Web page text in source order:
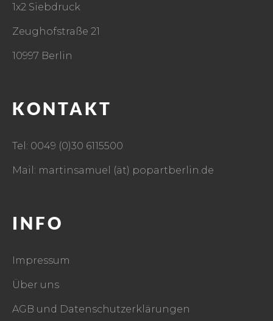
1x2 Siebdruck
Zeughofstraße 21
10997 Berlin
KONTAKT
Tel: 0049 (0)30 6115500
Mail: martinsamuel (ät) popartberlin.de
INFO
Impressum
Über uns
AGB und Datenschutzerklärungen